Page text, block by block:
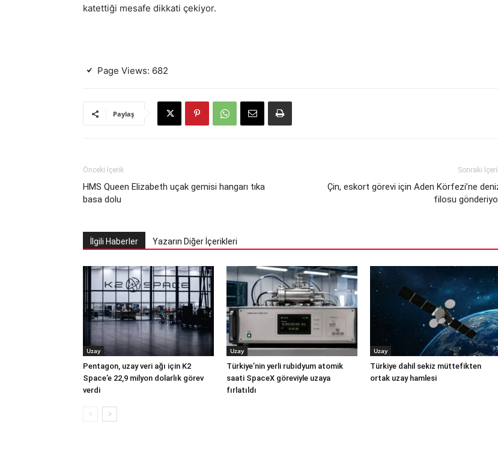
katettiği mesafe dikkati çekiyor.
Page Views: 682
Paylaş
Önceki İçerik
HMS Queen Elizabeth uçak gemisi hangarı tıka
basa dolu
Sonraki
Çin, eskort görevi için Aden Körfezi’ne
filosu
İlgili Haberler Yazarın Diğer İçerikleri
Uzay
Pentagon, uzay veri ağı için K2
Space’e 22,9 milyon dolarlık görev
verdi
Uzay
Türkiye’nin yerli rubidyum atomik
saati SpaceX göreviyle uzaya
fırlatıldı
Uzay
Türkiye dahil sekiz müttefikten
ortak uzay hamlesi